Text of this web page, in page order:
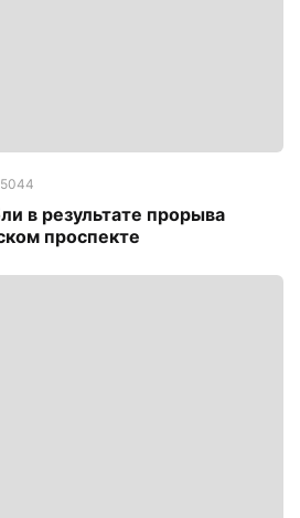
5044
в результате прорыва
проспекте